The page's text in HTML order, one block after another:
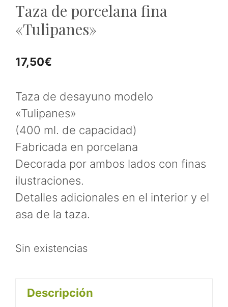
Taza de porcelana fina
«Tulipanes»
17,50€
Taza de desayuno modelo
«Tulipanes»
(400 ml. de capacidad)
Fabricada en porcelana
Decorada por ambos lados con finas
ilustraciones.
Detalles adicionales en el interior y el
asa de la taza.
Sin existencias
Descripción